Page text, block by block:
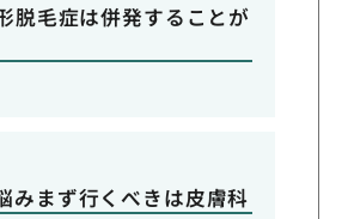
脱毛症は併発することが
みまず行くべきは皮膚科